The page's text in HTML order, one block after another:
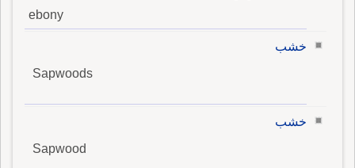
ebony
خشب
Sapwoods
خشب
Sapwood